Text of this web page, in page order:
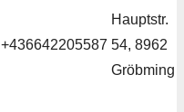
+436642205587
Hauptstr.
54, 8962
Gröbming